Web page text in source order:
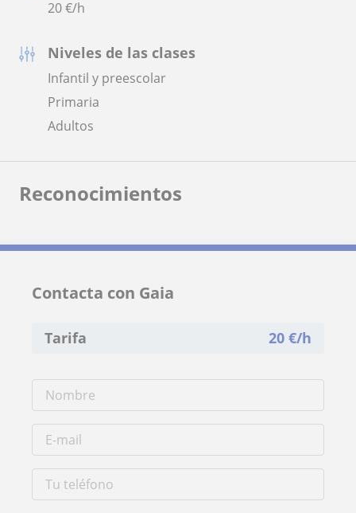
20€/h
Niveles de las clases
Infantil y preescolar
Primaria
Adultos
Reconocimientos
Contacta con Gaia
Tarifa 20 €/h